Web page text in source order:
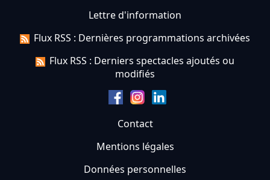
Lettre d'information
Flux RSS : Dernières programmations archivées
Flux RSS : Derniers spectacles ajoutés ou
modifiés
Contact
Mentions légales
Données personnelles